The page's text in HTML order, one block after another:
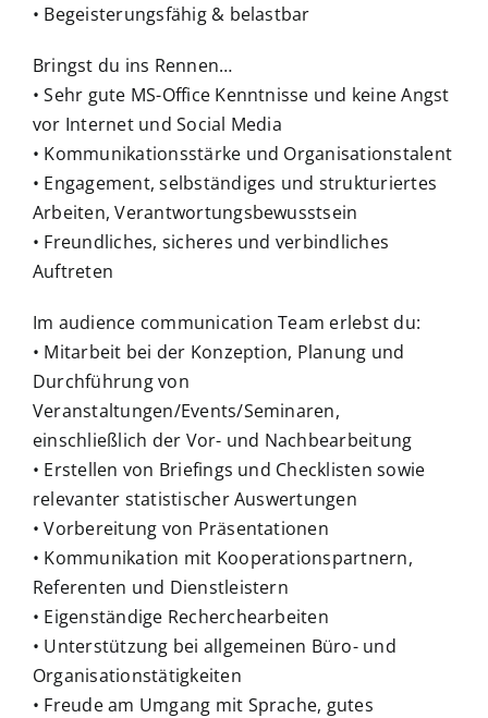
• Begeisterungsfähig & belastbar
Bringst du ins Rennen…
• Sehr gute MS-Office Kenntnisse und keine Angst
vor Internet und Social Media
• Kommunikationsstärke und Organisationstalent
• Engagement, selbständiges und strukturiertes
Arbeiten, Verantwortungsbewusstsein
• Freundliches, sicheres und verbindliches
Auftreten
Im audience communication Team erlebst du:
• Mitarbeit bei der Konzeption, Planung und
Durchführung von
Veranstaltungen/Events/Seminaren,
einschließlich der Vor- und Nachbearbeitung
• Erstellen von Briefings und Checklisten sowie
relevanter statistischer Auswertungen
• Vorbereitung von Präsentationen
• Kommunikation mit Kooperationspartnern,
Referenten und Dienstleistern
• Eigenständige Recherchearbeiten
• Unterstützung bei allgemeinen Büro- und
Organisationstätigkeiten
• Freude am Umgang mit Sprache, gutes